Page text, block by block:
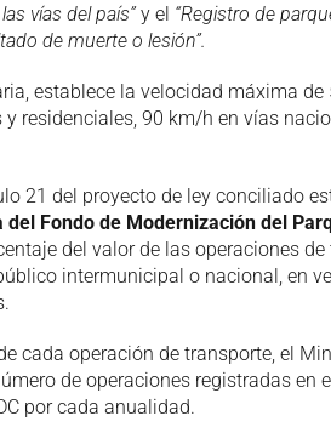
vías del país”y el “Registro de
de muerte o lesión”.
establece la velocidad máxima
residenciales, 90 km/h en vías
21 del proyecto de ley conciliado
Fondo de Modernización del
del valor de las operaciones
intermunicipal o nacional, en
cada operación de transporte, el
de operaciones registradas en
por cada anualidad.